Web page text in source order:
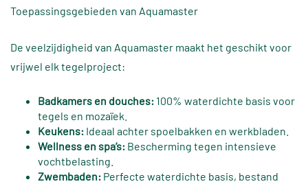
Toepassingsgebieden van Aquamaster
De veelzijdigheid van Aquamaster maakt het geschikt voor
vrijwel elk tegelproject:
Badkamers en douches: 100% waterdichte basis voor
tegels en mozaïek.
Keukens: Ideaal achter spoelbakken en werkbladen.
Wellness en spa’s: Bescherming tegen intensieve
vochtbelasting.
Zwembaden: Perfecte waterdichte basis, bestand